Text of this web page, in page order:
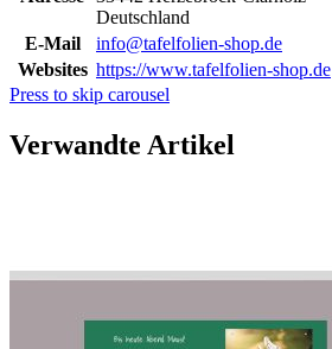
Deutschland
E-Mail
info@tafelfolien-shop.de
Websites https://www.tafelfolien-shop.de
Press to skip carousel
Verwandte Artikel